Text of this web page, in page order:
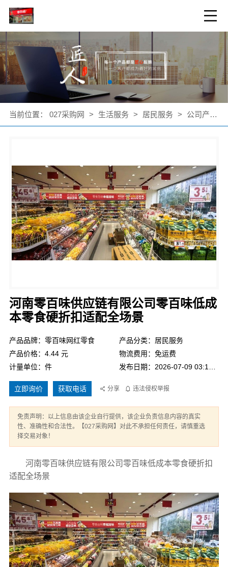
当前位置： 027采购网 > 生活服务 > 居民服务 > 公司产品
河南零百味供应链有限公司零百味低成
本零食硬折扣适配全场景
产品品牌：零百味网红零食
产品分类：居民服务
产品价格：4.44 元
物流费用：免运费
计量单位：件
立即询价 获取电话 分享 违法侵权举报
免责声明：以上信息由该企业自行提供，该企业负责信息内容的真实
性、准确性和合法性。【027采购网】对此不承担任何责任，请慎重选
择交易对象！
河南零百味供应链有限公司零百味低成本零食硬折扣
适配全场景